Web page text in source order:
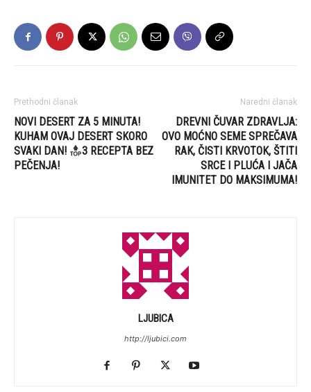
Prethodni članak
NOVI DESERT ZA 5 MINUTA!
KUHAM OVAJ DESERT SKORO
SVAKI DAN!
3 RECEPTA BEZ
PEČENJA!
Naredni članak
DREVNI ČUVAR ZDRAVLJA:
OVO MOĆNO SEME SPREČAVA
RAK, ČISTI KRVOTOK, ŠTITI
SRCE I PLUĆA I JAČA
IMUNITET DO MAKSIMUMA!
LJUBICA
http://ljubici.com